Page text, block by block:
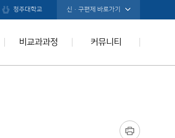
청주대학교 신·구편제 바로가기
비교과과정 커뮤니티